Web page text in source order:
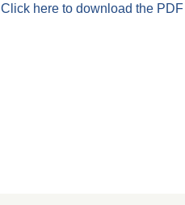
Click here to download the PDF